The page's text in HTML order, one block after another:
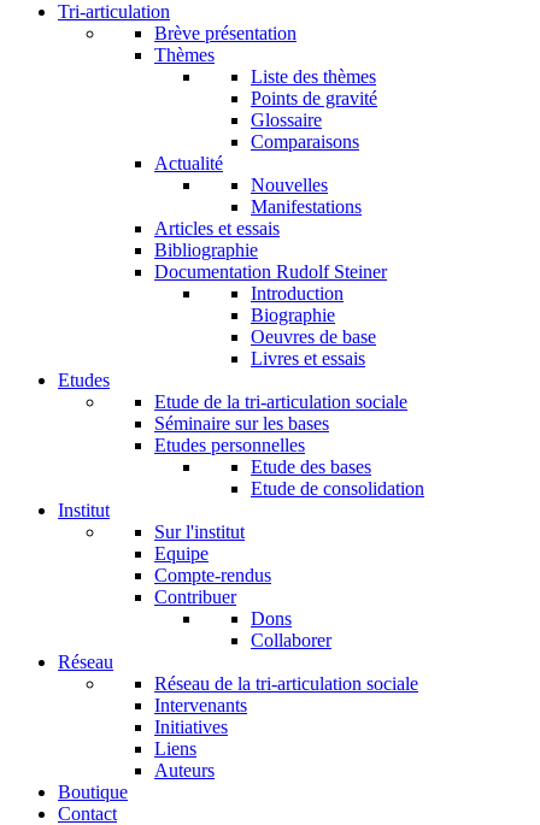
Tri-articulation
Brève présentation
Thèmes
Liste des thèmes
Points de gravité
Glossaire
Comparaisons
Actualité
Nouvelles
Manifestations
Articles et essais
Bibliographie
Documentation Rudolf Steiner
Introduction
Biographie
Oeuvres de base
Livres et essais
Etudes
Etude de la tri-articulation sociale
Séminaire sur les bases
Etudes personnelles
Etude des bases
Etude de consolidation
Institut
Sur l'institut
Equipe
Compte-rendus
Contribuer
Dons
Collaborer
Réseau
Réseau de la tri-articulation sociale
Intervenants
Initiatives
Liens
Auteurs
Boutique
Contact